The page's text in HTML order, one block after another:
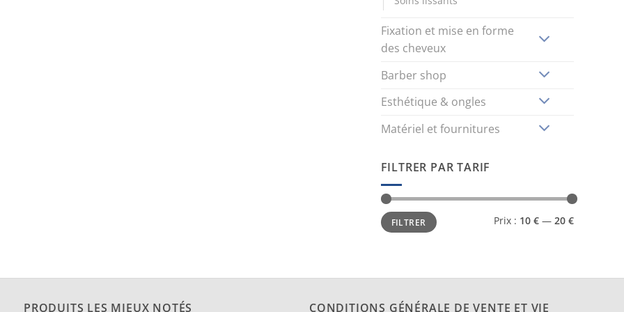
Fixation et mise en forme
des cheveux
Barber shop
Esthétique & ongles
Matériel et fournitures
FILTRER PAR TARIF
Prix
min
Prix
maxFILTRER Prix : 10 € — 20 €
PRODUITS LES MIEUX NOTÉS CONDITIONS GÉNÉRALE DE VENTE ET VIE